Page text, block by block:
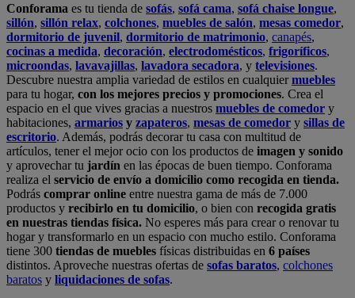
Conforama es tu tienda de sofás, sofá cama, sofá chaise longue,
sillón, sillón relax, colchones, muebles de salón, mesas comedor,
dormitorio de juvenil, dormitorio de matrimonio, canapés,
cocinas a medida, decoración, electrodomésticos, frigoríficos,
microondas, lavavajillas, lavadora secadora, y televisiones.
Descubre nuestra amplia variedad de estilos en cualquiermuebles
para tu hogar, con los mejores precios y promociones. Crea el
espacio en el que vives gracias a nuestros muebles de comedor y
habitaciones, armarios y zapateros, mesas de comedor y sillas de
escritorio. Además, podrás decorar tu casa con multitud de
artículos, tener el mejor ocio con los productos de imagen y sonido
y aprovechar tu jardín en las épocas de buen tiempo. Conforama
realiza el servicio de envío a domicilio como recogida en tienda.
Podrás comprar online entre nuestra gama de más de 7.000
productos y recibirlo en tu domicilio, o bien con recogida gratis
en nuestras tiendas física. No esperes más para crear o renovar tu
hogar y transformarlo en un espacio con mucho estilo. Conforama
tiene 300 tiendas de muebles físicas distribuidas en 6 países
distintos. Aproveche nuestras ofertas de sofas baratos, colchones
baratos y liquidaciones de sofas.